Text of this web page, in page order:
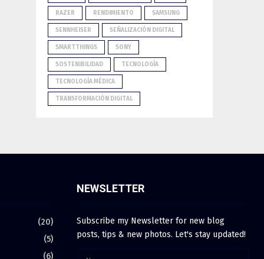
RAZER RENDIMIENTO SAMSUNG
SENNHEISER SEÑALIZACIÓN DIGITAL
SMARTTHINGS SONY
SOSTENIBILIDAD TECNOLOGÍA
TECNOLOGÍA MÉDICA
TRANSFORMACIÓN DIGITAL
(20)
(5)
(6)
NEWSLETTER
Subscribe my Newsletter for new blog
posts, tips & new photos. Let's stay updated!